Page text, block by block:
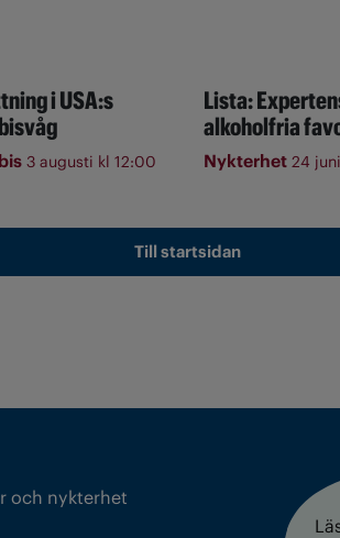
i USA:s
3 augusti kl 12:00
Lista:
alkoholfria
Nykterhet 24
Till startsidan
och nykterhet